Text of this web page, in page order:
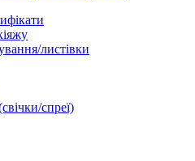
листівки
спреї)